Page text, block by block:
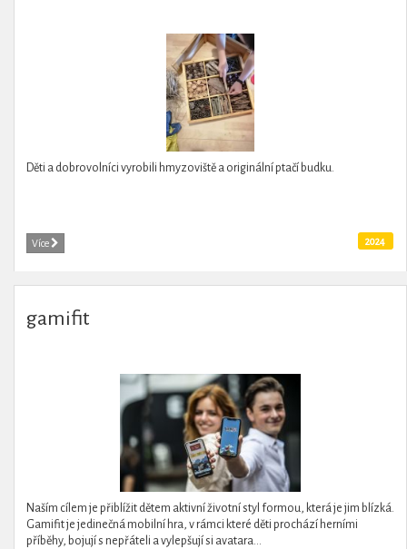
Děti a dobrovolníci vyrobili hmyzoviště a originální ptačí budku.
Více 2024
gamifit
Naším cílem je přiblížit dětem aktivní životní styl formou, která je jim blízká.
Gamifit je jedinečná mobilní hra, v rámci které děti prochází herními
příběhy, bojují s nepřáteli a vylepšují si avatara...